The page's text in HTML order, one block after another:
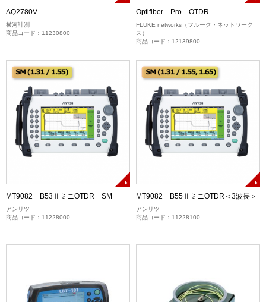
AQ2780V
横河計測
商品コード：11230800
Optifiber Pro OTDR
FLUKE networks（フルーク・ネットワーク
ス）
商品コード：12139800
MT9082 B53ⅡミニOTDR SM
アンリツ
商品コード：11228000
MT9082 B55ⅡミニOTDR＜3波長＞
アンリツ
商品コード：11228100